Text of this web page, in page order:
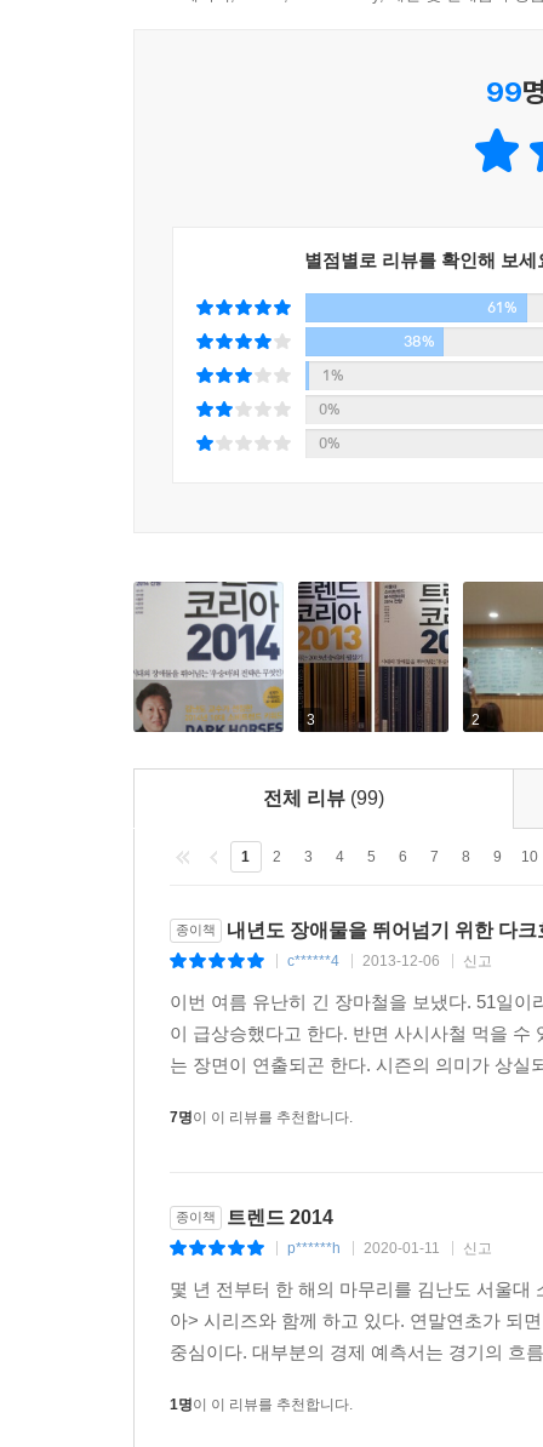
사회구조가 좋게 말해 안정적, 정확히 말해 고착
한 것은 거대한 포부와 보상이 아니라 일상에서
년 남자가 개인의 욕망을 표출하며 새로운 문화를
나 매장에 가야만 볼 수 있는 게 아니다. 여의도
빈과 현대차가 커피빈 여의도 지점을 시작으로
전기 자동차부터 새로 출시한 자동차까지 매장
느긋하게 차를 마시며 신차를 감상하는 기회를 즐
이제 그 판의 경제가 ‘2.0 버전’으로 진화하고 있
을 만들어간다. 기업이 내놓은 정형화된 상품과
제품을 구매한 후, 원래의 용도 이외에 다른 목적
해석하고 있음을 보여 준다. 숙취 해소용 음료를
즙 후 버리던 찌꺼기를 얻는 목적으로 뒤바꿔 사
양이 집사들 사이에서 폭발적인 인기를 끌고 있는
손을 거쳐 사랑하는 우리 고양이를 위한 단 하나의
공항패션이나 파파라치사진 등이 실상 대부분
보면 일종의 예정된 우연이었던 셈이다. 그렇다
먼저 탄탄한 시나리오를 구성해야 한다. 예정된
고 시크하게’ 소비자가 예측하지 못한 방식으로
우리 사회의 관음증이 깊어가는 데는 스마트폰 사
브라더보다 더 집요한 작은 감시자들이 활개치고
인 세상의 ‘놀잇감’이 되는 것 또한 각오해야 한
---p.374
결국 마지막엔 우승을 거두기를 바라는 저자의 마
가장 잘 표현하는 말로 ‘스웨그’만 한 것이 없다.
넘치는 시대에, 때로 참기 어렵지만 받아들일 수밖
Answer is in your body / 몸이 답이다
만지고, 느끼고, 움직이고 싶은 열망이 사회 곳곳
니치에서 초니치로, 틈새시장이 더 세분화된다.
존중하며 그들과 관계를 형성해야 한다. 꼭 필요
찾아내는 작업이 더욱 절실해질 것이다.
Kiddie 40s / ‘어른아이’ 40대
다양한 방면에서 소비의 주역으로 자리 잡고 있
Hybrid Patchworks / 하이브리드 패치워크
영리한 전략이 될 것이다. 기존 제품이나 서
‘하이브리드’적인 조합을 통해, 패치워크는 정체
Organize your platform / ‘판’을 펼쳐라
‘판’이 벌어진다. 아이디어ㆍ상품ㆍ기술ㆍ사
이제 곧 시장의 새로운 부가가치를 생성하는 원동
익숙한 것을 낯설게 하라. 익숙함을 재해석하는
시간의 재해석, 다른 목적으로 사용하는 용도의
사회문제를 해결하는 데 실마리가 돼 줄 수 있을 것
Surprise me, guys! / 예정된 우연
스토리, 흔한 마케팅이 아닌 무작위한 상황과 우
99
별점별로 리뷰를 확인해 보세
61%
38%
1%
0%
0%
3 2
전체 리뷰 (99)
1 2 3 4 5 6 7 8 9 10
종이책 내년도 장애물을 뛰어넘기 위한 다
c******4 2013-12-06 신고
이번 여름 유난히 긴 장마철을 보냈다. 51일
이 급상승했다고 한다. 반면 사시사철 먹을
는 장면이 연출되곤 한다. 시즌의 의미가 상
7명이 이 리뷰를 추천합니다.
종이책 트렌드 2014
p******h 2020-01-11 신고
몇 년 전부터 한 해의 마무리를 김난도 서울
아> 시리즈와 함께 하고 있다. 연말연초가 되
중심이다. 대부분의 경제 예측서는 경기의 흐
1명이 이 리뷰를 추천합니다.